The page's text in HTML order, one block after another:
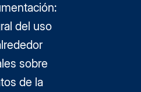
del uso
sobre
de la